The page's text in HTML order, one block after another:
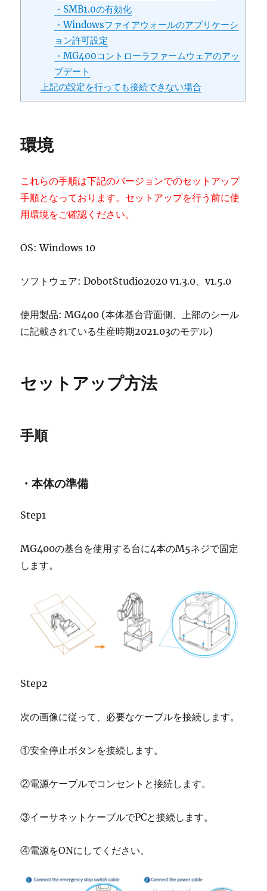
・SMB1.0の有効化
・Windowsファイアウォールのアプリケーシ
ョン許可設定
・MG400コントローラファームウェアのアッ
プデート
上記の設定を行っても接続できない場合
環境
これらの手順は下記のバージョンでのセットアップ
手順となっております。セットアップを行う前に使
用環境をご確認ください。
OS: Windows 10
ソフトウェア: DobotStudio2020 v1.3.0、v1.5.0
使用製品: MG400 (本体基台背面側、上部のシール
に記載されている生産時期2021.03のモデル)
セットアップ方法
手順
・本体の準備
Step1
MG400の基台を使用する台に4本のM5ネジで固定
します。
Step2
次の画像に従って、必要なケーブルを接続します。
①安全停止ボタンを接続します。
②電源ケーブルでコンセントと接続します。
③イーサネットケーブルでPCと接続します。
④電源をONにしてください。